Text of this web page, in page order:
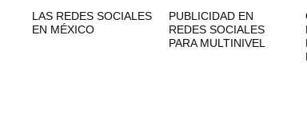
LAS REDES SOCIALES
EN MÉXICO
PUBLICIDAD EN
REDES SOCIALES
PARA MULTINIVEL